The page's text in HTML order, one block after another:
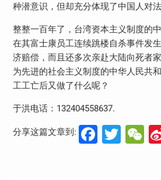
种潜意识，但却充分体现了中国人对法
整整一百年了，台湾资本主义制度的
在其富士康员工连续跳楼自杀事件发
济赔偿，而且还多次亲赴大陆向死者
为先进的社会主义制度的中华人民共
工工亡后又做了什么呢？
于洪电话：132404558637.
分享这篇文章到: